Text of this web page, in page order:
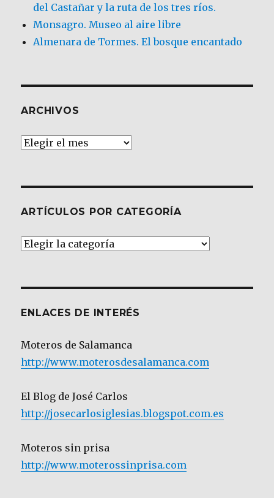
del Castañar y la ruta de los tres ríos.
Monsagro. Museo al aire libre
Almenara de Tormes. El bosque encantado
ARCHIVOS
Archivos
ARTÍCULOS POR CATEGORÍA
Artículos
ENLACES DE INTERÉS
Moteros de Salamanca
http://www.moterosdesalamanca.com
El Blog de José Carlos
http://josecarlosiglesias.blogspot.com.es
Moteros sin prisa
http://www.moterossinprisa.com